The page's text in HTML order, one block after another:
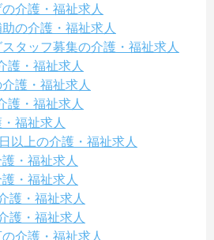
介護・福祉求人
の介護・福祉求人
タッフ募集の介護・福祉求人
護・福祉求人
護・福祉求人
護・福祉求人
福祉求人
以上の介護・福祉求人
・福祉求人
・福祉求人
護・福祉求人
護・福祉求人
介護・福祉求人